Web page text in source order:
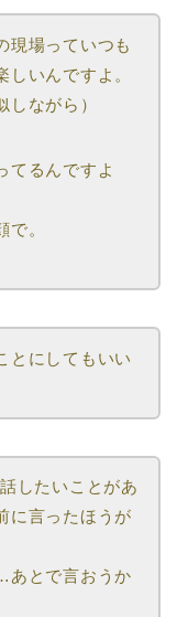
現場っていつも
いんですよ。
しながら）
てるんですよ
。
とにしてもいい
したいことがあ
に言ったほうが
あとで言おうか